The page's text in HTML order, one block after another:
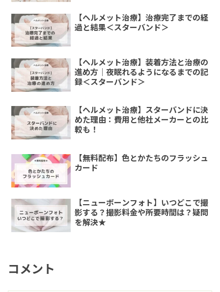
【ヘルメット治療】治療完了までの経
過と結果＜スターバンド＞
【ヘルメット治療】装着方法と治療の
進め方｜夜眠れるようになるまでの記
録＜スターバンド＞
【ヘルメット治療】スターバンドに決
めた理由：費用と他社メーカーとの比
較も！
【無料配布】色とかたちのフラッシュ
カード
【ニューボーンフォト】いつどこで撮
影する？撮影料金や所要時間は？疑問
を解決★
コメント